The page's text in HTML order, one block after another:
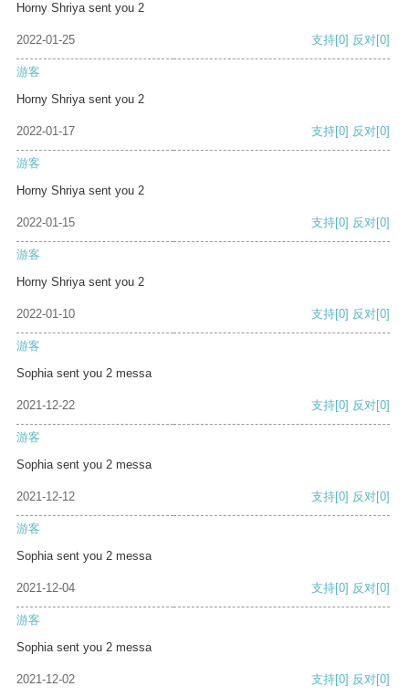
Horny Shriya sent you 2
2022-01-25 支持[0] 反对[0]
游客
Horny Shriya sent you 2
2022-01-17 支持[0] 反对[0]
游客
Horny Shriya sent you 2
2022-01-15 支持[0] 反对[0]
游客
Horny Shriya sent you 2
2022-01-10 支持[0] 反对[0]
游客
Sophia sent you 2 messa
2021-12-22 支持[0] 反对[0]
游客
Sophia sent you 2 messa
2021-12-12 支持[0] 反对[0]
游客
Sophia sent you 2 messa
2021-12-04 支持[0] 反对[0]
游客
Sophia sent you 2 messa
2021-12-02 支持[0] 反对[0]